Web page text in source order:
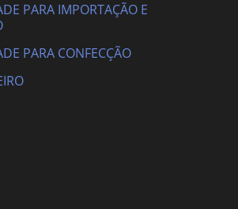
PARA IMPORTAÇÃO E
PARA CONFECÇÃO